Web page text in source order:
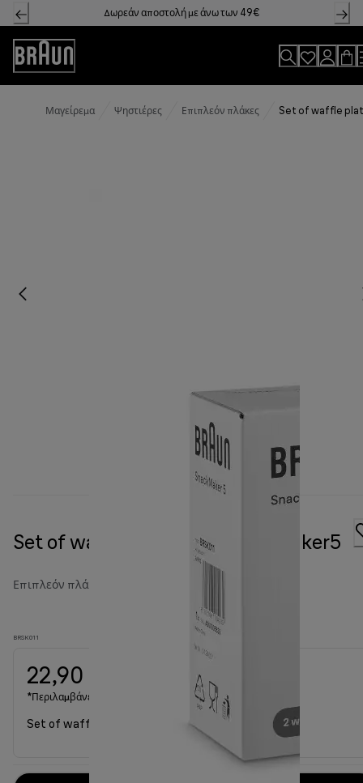
Skip
to
Content
Δωρεάν αποστολή με άνω των 49€
Accessibility
Statement
Μαγείρεμα Ψηστιέρες Επιπλεόν πλάκες Set of waffle
Set of waffle plates for SnackMaker5
Επιπλεόν πλάκες
BRSK011
22,90 €
*Περιλαμβάνεται ΦΠΑ
Set of waffle plates for SnackMaker5